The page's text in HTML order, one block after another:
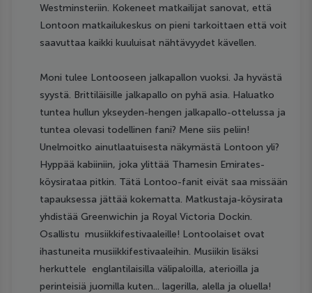
Westminsteriin. Kokeneet matkailijat sanovat, että
Lontoon matkailukeskus on pieni tarkoittaen että voit
saavuttaa kaikki kuuluisat nähtävyydet kävellen.
Moni tulee Lontooseen jalkapallon vuoksi. Ja hyvästä
syystä. Brittiläisille jalkapallo on pyhä asia. Haluatko
tuntea hullun ykseyden-hengen jalkapallo-ottelussa ja
tuntea olevasi todellinen fani? Mene siis peliin!
Unelmoitko ainutlaatuisesta näkymästä Lontoon yli?
Hyppää kabiiniin, joka ylittää Thamesin Emirates-
köysirataa pitkin. Tätä Lontoo-fanit eivät saa missään
tapauksessa jättää kokematta. Matkustaja-köysirata
yhdistää Greenwichin ja Royal Victoria Dockin.
Osallistu musiikkifestivaaleille! Lontoolaiset ovat
ihastuneita musiikkifestivaaleihin. Musiikin lisäksi
herkuttele englantilaisilla välipaloilla, aterioilla ja
perinteisiä juomilla kuten... lagerilla, alella ja oluella!